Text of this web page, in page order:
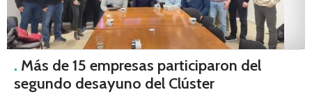
. Más de 15 empresas participaron del
segundo desayuno del Clúster